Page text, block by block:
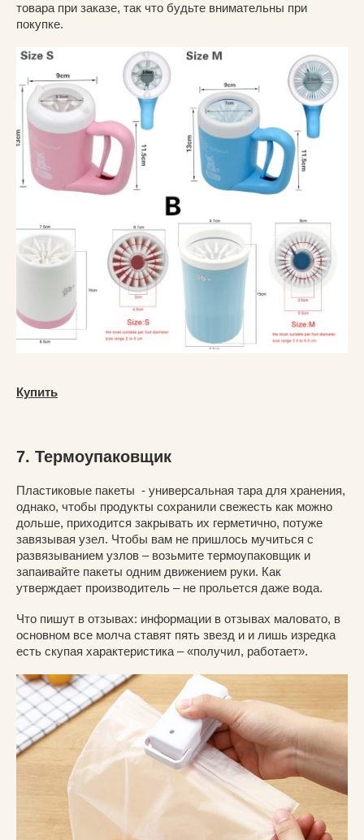
товара при заказе, так что будьте внимательны при
покупке.
Купить
7. Термоупаковщик
Пластиковые пакеты - универсальная тара для хранения,
однако, чтобы продукты сохранили свежесть как можно
дольше, приходится закрывать их герметично, потуже
завязывая узел. Чтобы вам не пришлось мучиться с
развязыванием узлов – возьмите термоупаковщик и
запаивайте пакеты одним движением руки. Как
утверждает производитель – не прольется даже вода.
Что пишут в отзывах: информации в отзывах маловато, в
основном все молча ставят пять звезд и и лишь изредка
есть скупая характеристика – «получил, работает».